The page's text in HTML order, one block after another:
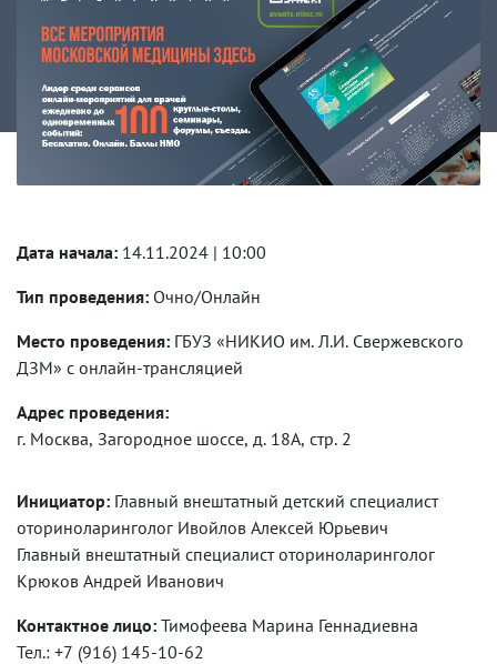
Дата начала:
14.11.2024 | 10:00
Тип проведения: Очно/Онлайн
Место проведения: ГБУЗ «НИКИО им. Л.И. Свержевского
ДЗМ» с онлайн-трансляцией
Адрес проведения:
г. Москва, Загородное шоссе, д. 18А, стр. 2
Инициатор:
оториноларинголог Ивойлов Алексей Юрьевич
Главный внештатный специалист оториноларинголог
Крюков Андрей Иванович
Контактное лицо:
Тимофеева Марина Геннадиевна
Тел.: +7 (916) 145-10-62